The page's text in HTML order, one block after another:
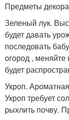
Предметы
Зеленый лук.
будет давать
последовать
огород , меняйте
будет
Укроп.
Укроп требует
рыхлить почву.